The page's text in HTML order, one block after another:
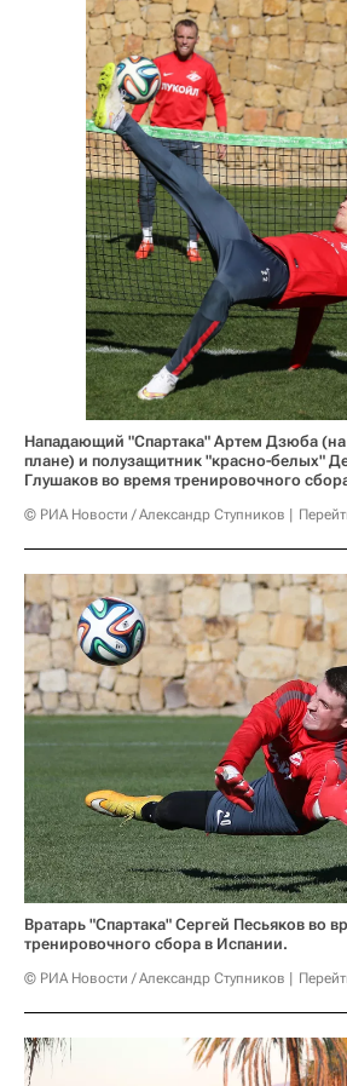
Нападающий "Спартака" Артем Дзюба
плане) и полузащитник "красно-белых"
Глушаков во время тренировочного
© РИА Новости / Александр Ступников
Вратарь "Спартака" Сергей Песьяков во
тренировочного сбора в Испании.
© РИА Новости / Александр Ступников